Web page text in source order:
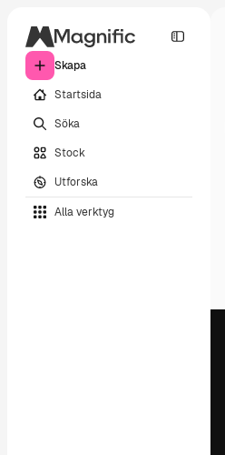
Skapa
Startsida
Söka
Stock
Utforska
Alla verktyg